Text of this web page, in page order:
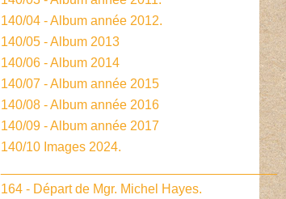
140/04 - Album année 2012.
140/05 - Album 2013
140/06 - Album 2014
140/07 - Album année 2015
140/08 - Album année 2016
140/09 - Album année 2017
140/10 Images 2024.
______________________________________
164 - Départ de Mgr. Michel Hayes.